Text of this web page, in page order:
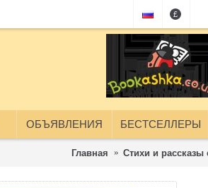
£
ОБЪЯВЛЕНИЯ БЕСТСЕЛЛЕРЫ
Главная Стихи и рассказы